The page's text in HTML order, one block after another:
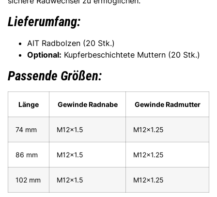
Lieferumfang:
AIT Radbolzen (20 Stk.)
Optional: Kupferbeschichtete Muttern (20 Stk.)
Passende Größen:
Länge Gewinde Radnabe Gewinde Radmutter
74 mm M12x1.5 M12x1.25
86 mm M12x1.5 M12x1.25
102 mm M12x1.5 M12x1.25